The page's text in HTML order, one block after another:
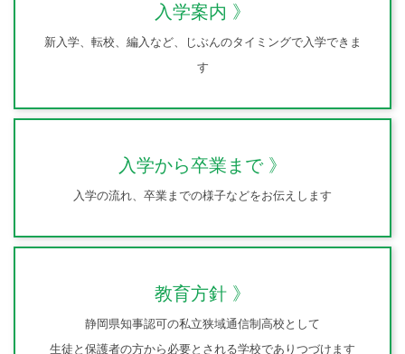
入学案内
新入学、転校、編入など、じぶんのタイミングで入学できま
す
入学から卒業まで
入学の流れ、卒業までの様子などをお伝えします
教育方針
静岡県知事認可の私立狭域通信制高校として
生徒と保護者の方から必要とされる学校でありつづけます